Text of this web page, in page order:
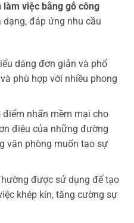
làm việc bằng gỗ công
dạng, đáp ứng nhu cầu
dáng đơn giản và phổ
phù hợp với nhiều phong
điểm nhấn mềm mại cho
điệu của những đường
văn phòng muốn tạo sự
được sử dụng để tạo
khép kín, tăng cường sự